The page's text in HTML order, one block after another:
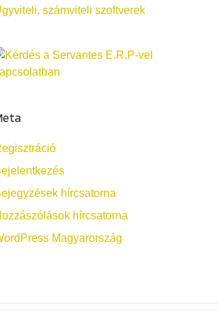
számviteli szoftverek
hírcsatorna
hírcsatorna
Magyarország